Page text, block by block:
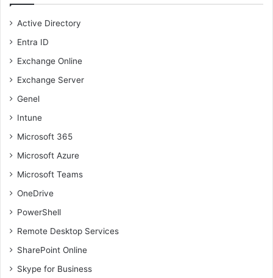
Active Directory
Entra ID
Exchange Online
Exchange Server
Genel
Intune
Microsoft 365
Microsoft Azure
Microsoft Teams
OneDrive
PowerShell
Remote Desktop Services
SharePoint Online
Skype for Business